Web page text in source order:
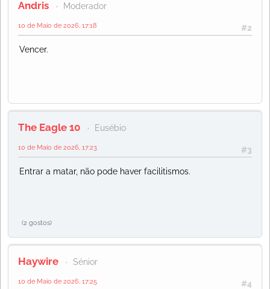
Andris Moderador
#2
10 de Maio de 2026, 17:18
Vencer.
The Eagle 10 Eusébio
#3
10 de Maio de 2026, 17:23
Entrar a matar, não pode haver facilitismos.
(2 gostos)
Haywire Sénior
#4
10 de Maio de 2026, 17:25